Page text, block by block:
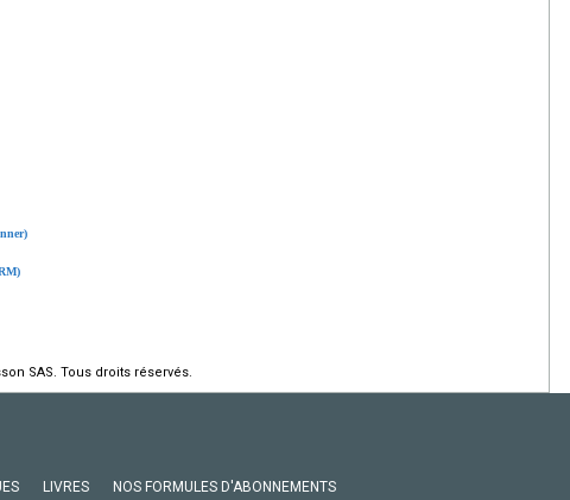
SAS. Tous droits réservés.
LIVRES NOS FORMULES D'ABONNEMENTS